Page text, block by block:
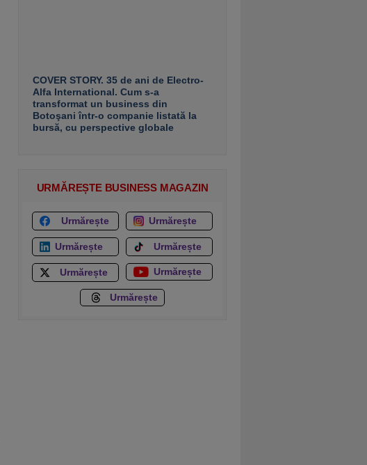
COVER STORY. 35 de ani de Electro-
Alfa International. Cum s-a
transformat un business din
Botoşani într-o companie listată la
bursă, cu perspective globale
URMĂREȘTE BUSINESS MAGAZIN
Urmărește Urmărește
Urmărește Urmărește
Urmărește Urmărește
Urmărește